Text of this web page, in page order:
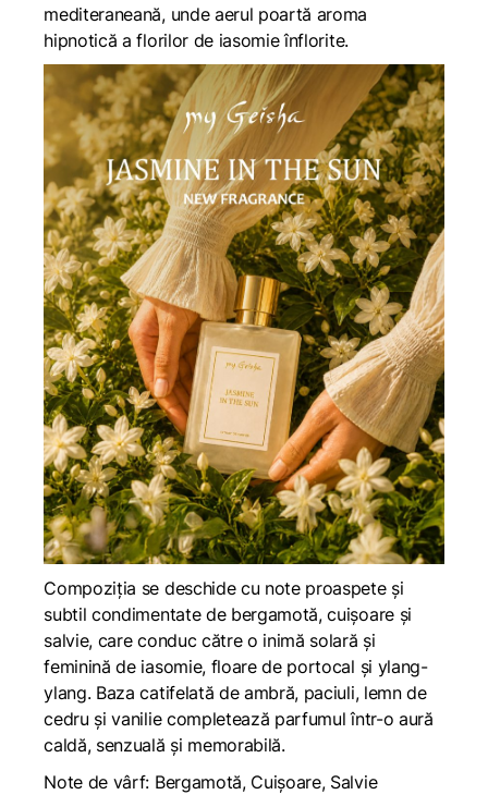
mediteraneană, unde aerul poartă aroma
hipnotică a florilor de iasomie înflorite.
Compoziția se deschide cu note proaspete și
subtil condimentate de bergamotă, cuișoare și
salvie, care conduc către o inimă solară și
feminină de iasomie, floare de portocal și ylang-
ylang. Baza catifelată de ambră, paciuli, lemn de
cedru și vanilie completează parfumul într-o aură
caldă, senzuală și memorabilă.
Note de vârf: Bergamotă, Cuișoare, Salvie